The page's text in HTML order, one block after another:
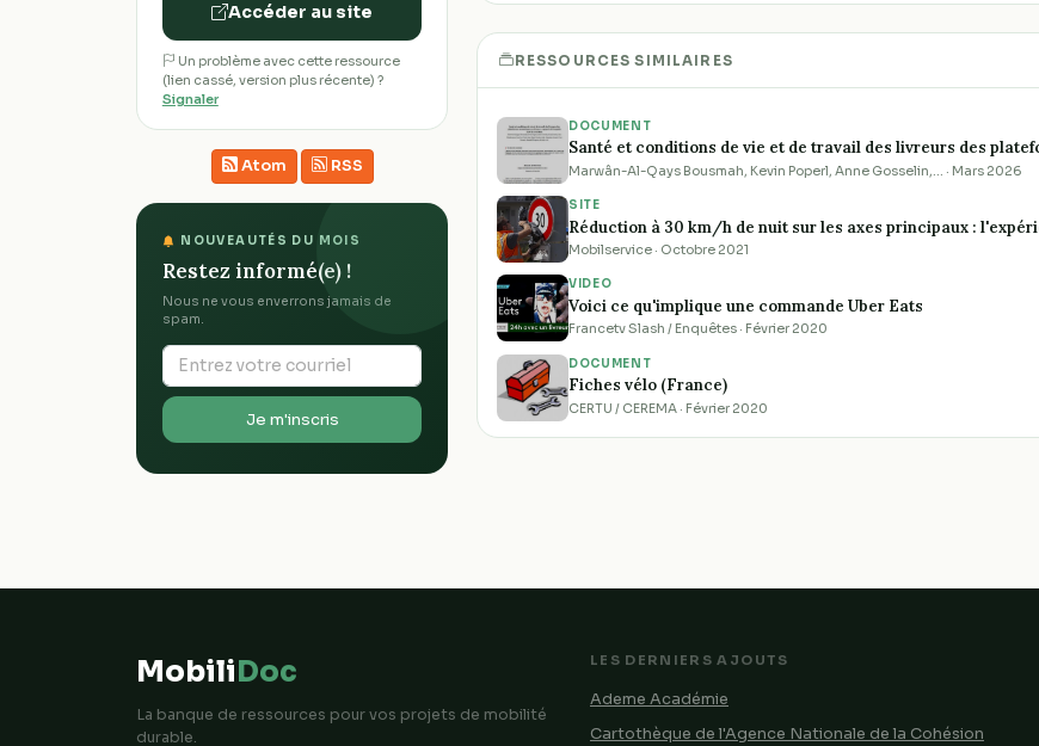
Accéder au site
Un problème avec cette ressource
(lien cassé, version plus récente) ?
Signaler
Atom RSS
NOUVEAUTÉS DU MOIS
Restez informé(e) !
Nous ne vous enverrons jamais de
spam.
Je m'inscris
RESSOURCES SIMILAIRES
DOCUMENT
Santé et conditions de vie et de travail des livreurs des
Marwân-Al-Qays Bousmah, Kevin Poperl, Anne Gosselin,… · Mars 2026
SITE
Réduction à 30 km/h de nuit sur les axes principaux :
Mobilservice · Octobre 2021
VIDEO
Voici ce qu'implique une commande Uber Eats
Francetv Slash / Enquêtes · Février 2020
DOCUMENT
Fiches vélo (France)
CERTU / CEREMA · Février 2020
MobiliDoc
La banque de ressources pour vos projets de mobilité
durable.
LES DERNIERS AJOUTS
Ademe Académie
Cartothèque de l'Agence Nationale de la Cohésion